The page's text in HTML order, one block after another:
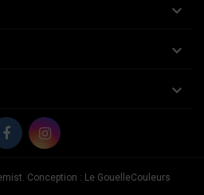



Conception : Le GouelleCouleurs